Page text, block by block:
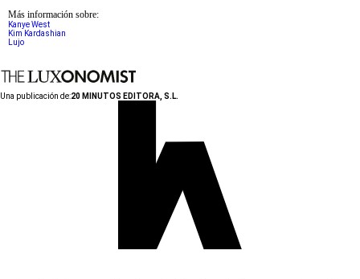
Más información sobre:
Kanye West
Kim Kardashian
Lujo
Una publicación de:20 MINUTOS EDITORA, S.L.